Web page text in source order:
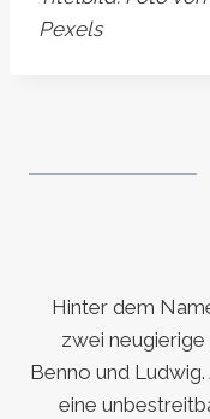
Pexels
Hinter dem
zwei
Benno und
eine